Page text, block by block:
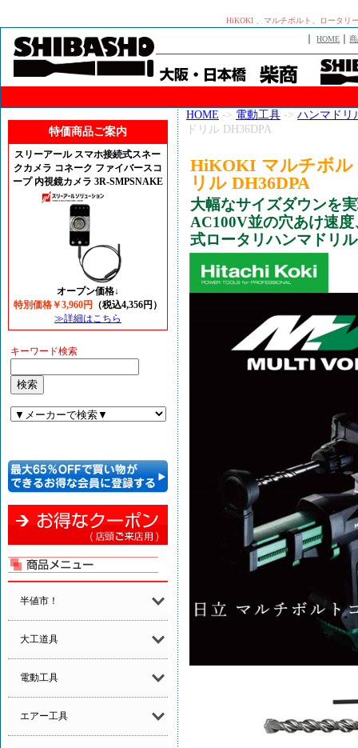
HiKOKI 、マルチボルト、ロータリ
｜HOME ｜
特価商品ご案内
スリーアール スマホ接続式スネー
クカメラ コネーク ファイバースコ
ープ 内視鏡カメラ 3R-SMPSNAKE
オープン価格↓
特別価格￥3,960円
（税込4,356円）
≫詳細はこちら
キーワード検索
半値市！
大工道具
電動工具
エアー工具
HOME -> 電動工具 -> ハンマドリ
ドリル DH36DPA
HiKOKI マルチボル
リル DH36DPA
大幅なサイズダウンを
AC100V並の穴あけ速
式ロータリハンマドリ